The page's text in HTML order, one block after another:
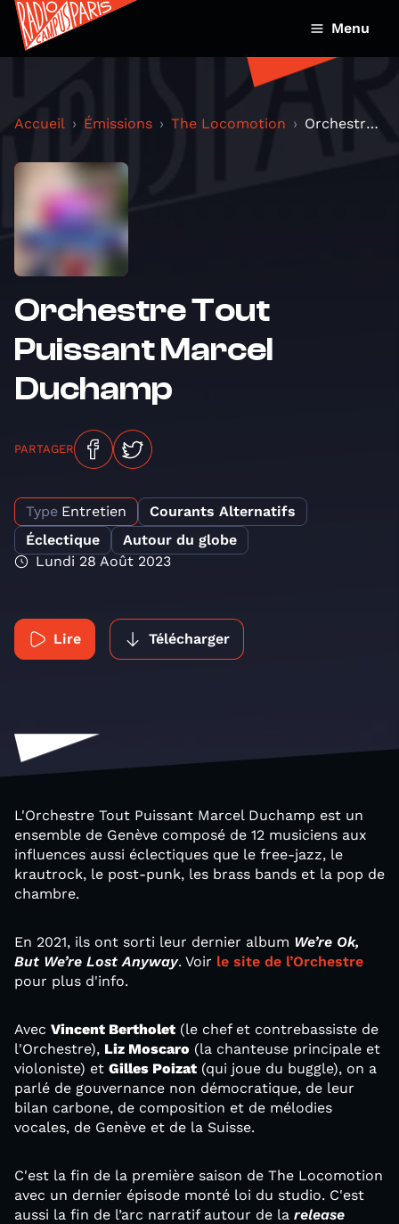
Menu
Accueil Émissions The Locomotion Orchestre Tout Puissant Marcel Duchamp
Orchestre Tout
Puissant Marcel
Duchamp
PARTAGER
Type Entretien
Courants Alternatifs
Éclectique
Autour du globe
Lundi 28 Août 2023
Lire Télécharger
L'Orchestre Tout Puissant Marcel Duchamp est un
ensemble de Genève composé de 12 musiciens aux
influences aussi éclectiques que le free-jazz, le
krautrock, le post-punk, les brass bands et la pop de
chambre.
En 2021, ils ont sorti leur dernier album We’re Ok,
But We’re Lost Anyway. Voir le site de l’Orchestre
pour plus d'info.
Avec Vincent Bertholet (le chef et contrebassiste de
l'Orchestre), Liz Moscaro (la chanteuse principale et
violoniste) et Gilles Poizat (qui joue du buggle), on a
parlé de gouvernance non démocratique, de leur
bilan carbone, de composition et de mélodies
vocales, de Genève et de la Suisse.
C'est la fin de la première saison de The Locomotion
avec un dernier épisode monté loi du studio. C'est
aussi la fin de l’arc narratif autour de la release